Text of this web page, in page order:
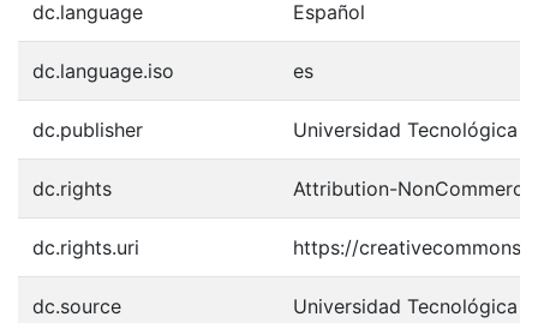
dc.language Español
dc.language.iso es
dc.publisher Universidad Tecnológica
dc.rights Attribution-
dc.rights.uri https://
dc.source Universidad Tecnológica